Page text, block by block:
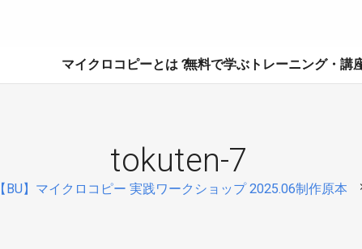
マイクロコピーとは？無料で学ぶ トレーニング・講
tokuten-7
【BU】マイクロコピー 実践ワークショップ 2025.06制作原本